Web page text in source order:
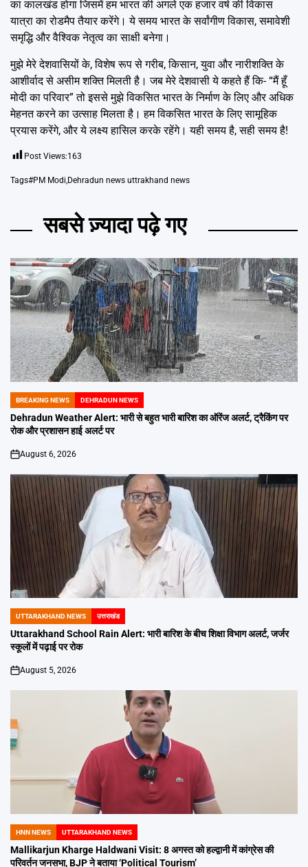
का कालखंड होगा जिसमें हम भारत की अगले एक हजार वर्ष की विकास
यात्रा का रोडमैप तैयार करेंगे। ये समय भारत के सर्वांगीण विकास, समावेशी
समृद्धि और वैश्विक नेतृत्व का साक्षी बनेगा।
मुझे मेरे देशवासियों के, विशेष रूप से गरीब, किसान, युवा और नारीशक्ति के
आशीर्वाद से असीम शक्ति मिलती है। जब मेरे देशवासी ये कहते हैं कि- “मैं हूँ
मोदी का परिवार” तो इससे मुझे विकसित भारत के निर्माण के लिए और अधिक
मेहनत करने का उत्साह मिलता है। हम विकसित भारत के लिए सामूहिक
प्रयास करेंगे, और ये लक्ष्य हासिल करके रहेंगे। यही समय है, सही समय है!
Post Views:163
Tags#PM Modi Dehradun news uttrakhand news
सबसे ज़्यादा पढ़े गए
POSTED
IN
BREAKING NEWS DEHRADUN NEWS
Dehradun Weather Alert: भारी से बहुत भारी बारिश का ऑरेंज अलर्ट, ट्रैकिंग पर
रोक और प्रशासन हाई अलर्ट पर
on
August 6, 2026
POSTED
IN
UTTARAKHAND NEWS उत्तराखंड
Uttarakhand School Rain Alert: भारी बारिश के बीच शिक्षा विभाग अलर्ट, जर्जर
स्कूलों में पढ़ाई पर रोक
on
August 5, 2026
POSTED
IN
HNN NEWS UTTARAKHAND NEWS
Mallikarjun Kharge Haldwani Visit: 8 अगस्त को हल्द्वानी में कांग्रेस की
परिवर्तन जनसभा, BJP ने बताया ‘Political Tourism’